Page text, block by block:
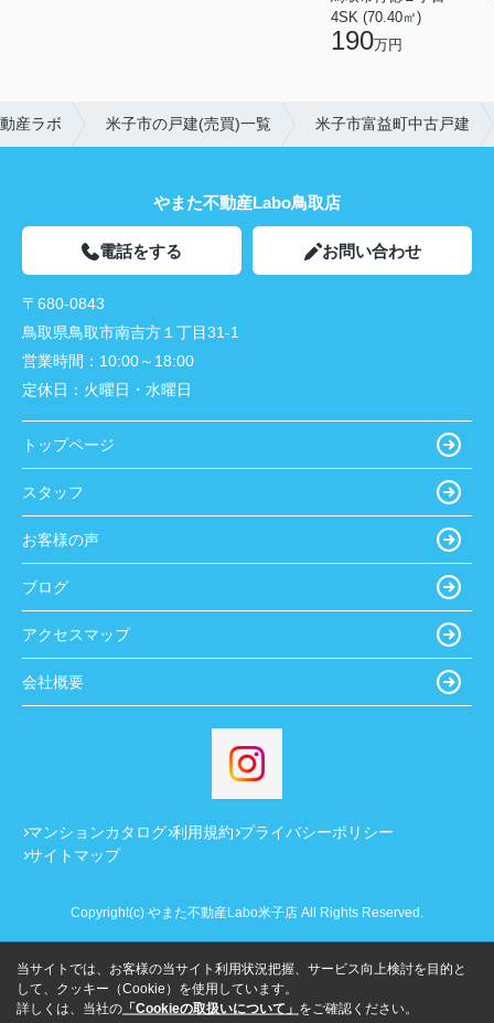
4SK (70.40㎡)
190万円
産ラボ 米子市の戸建(売買)一覧 米子市富益町中古戸建
やまた不動産Labo鳥取店
電話をする お問い合わせ
〒680-0843
鳥取県鳥取市南吉方１丁目31-1
営業時間： 10:00～18:00
定休日： 火曜日・水曜日
トップページ
スタッフ
お客様の声
ブログ
アクセスマップ
会社概要
マンションカタログ 利用規約 プライバシーポリシー
サイトマップ
Copyright(c) やまた不動産Labo米子店 All Rights Reserved.
当サイトでは、お客様の当サイト利用状況把握、サービス向上検討を目的と
して、クッキー（Cookie）を使用しています。
詳しくは、当社の 「Cookieの取扱いについて」 をご確認ください。